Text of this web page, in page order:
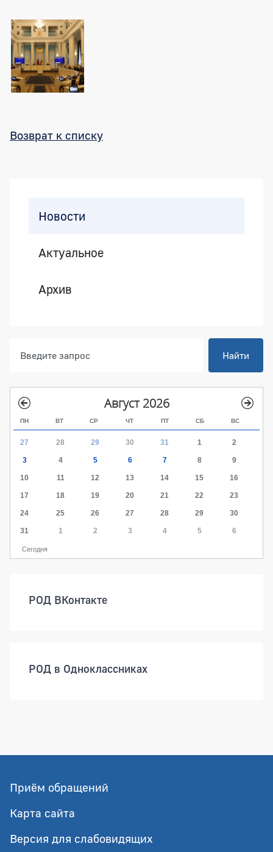
Возврат к списку
Новости
Актуальное
Архив
Найти
Август 2026
ПН ВТ СР ЧТ ПТ СБ ВС
27 28 29 30 31 1 2
3 4 5 6 7 8 9
10 11 12 13 14 15 16
17 18 19 20 21 22 23
24 25 26 27 28 29 30
31 1 2 3 4 5 6
Сегодня
РОД ВКонтакте
РОД в Одноклассниках
Приём обращений
Карта сайта
Версия для слабовидящих